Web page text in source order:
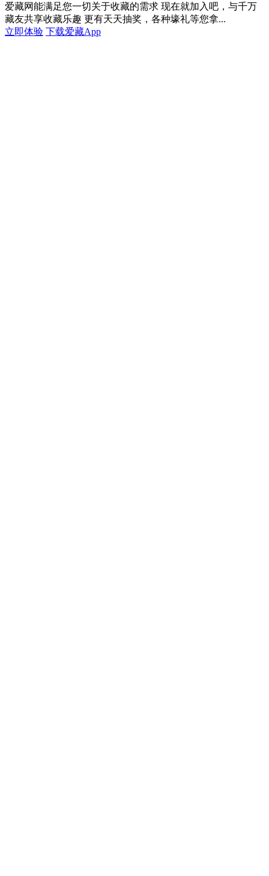
爱藏网能满足您一切关于收藏的需求 现在就加入吧，与千万
藏友共享收藏乐趣 更有天天抽奖，各种壕礼等您拿...
立即体验 下载爱藏App